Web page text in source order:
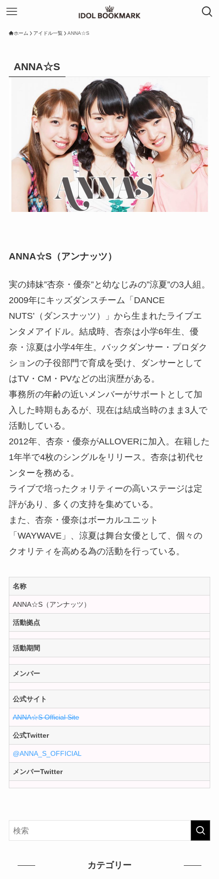
ホーム アイドル一覧 ANNA☆S
ANNA☆S
ANNA☆S（アンナッツ）
実の姉妹”杏奈・優奈”と幼なじみの”涼夏”の3人組。
2009年にキッズダンスチーム「DANCE
NUTS’（ダンスナッツ）」から生まれたライブエ
ンタメアイドル。結成時、杏奈は小学6年生、優
奈・涼夏は小学4年生。バックダンサー・プロダク
ションの子役部門で育成を受け、ダンサーとして
はTV・CM・PVなどの出演歴がある。
事務所の年齢の近いメンバーがサポートとして加
入した時期もあるが、現在は結成当時のまま3人で
活動している。
2012年、杏奈・優奈がALLOVERに加入。在籍した
1年半で4枚のシングルをリリース。杏奈は初代セ
ンターを務める。
ライブで培ったクォリティーの高いステージは定
評があり、多くの支持を集めている。
また、杏奈・優奈はボーカルユニット
「WAYWAVE」、涼夏は舞台女優として、個々の
クオリティを高める為の活動を行っている。
名称
ANNA☆S（アンナッツ）
活動拠点
活動期間
メンバー
公式サイト
ANNA☆S Official Site
公式Twitter
@ANNA_S_OFFICIAL
メンバーTwitter
カテゴリー